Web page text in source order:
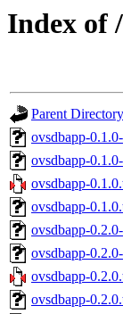
Index of
Parent Directory
ovsdbapp-
ovsdbapp-
ovsdbapp-
ovsdbapp-
ovsdbapp-
ovsdbapp-
ovsdbapp-
ovsdbapp-